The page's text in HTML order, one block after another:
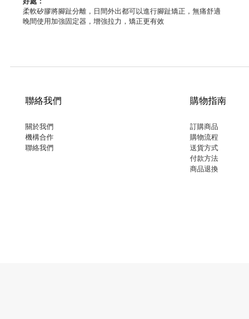
柔軟矽膠將腳趾分離，日間外出都可以進行腳趾矯正，無痛舒適
晚間使用加強固定器，增強拉力，矯正更有效
聯絡我們
關於我們
機構合作
聯絡我們
購物指南
訂購商品
購物流程
送貨方式
付款方法
商品退換